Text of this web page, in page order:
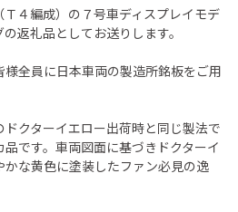
４編成）の７号車ディスプレイモデ
返礼品としてお送りします。
全員に日本車両の製造所銘板をご用
クターイエロー出荷時と同じ製法で
です。車両図面に基づきドクターイ
な黄色に塗装したファン必見の逸